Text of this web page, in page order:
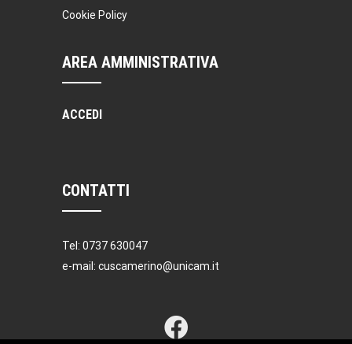
Cookie Policy
AREA AMMINISTRATIVA
ACCEDI
CONTATTI
Tel: 0737 630047
e-mail: cuscamerino@unicam.it